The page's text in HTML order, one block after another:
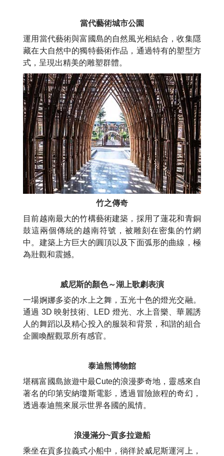
當代藝術城市公園
運用當代藝術與富國島的自然風光相結合，收集隱
藏在大自然中的獨特藝術作品，通過特有的塑型方
式，呈現出精美的雕塑群體。
竹之傳奇
目前越南最大的竹構藝術建築，採用了蓮花和青銅
鼓這兩個傳統的越南符號，被雕刻在密集的竹網
中。建築上方巨大的圓頂以及下面弧形的曲線，極
為壯觀和震撼。
威尼斯的顏色～湖上歌劇表演
一場婀娜多姿的水上之舞，五光十色的燈光交融。
通過 3D 映射技術、LED 燈光、水上音樂、華麗誘
人的舞蹈以及精心投入的服裝和背景，和諧的組合
企圖喚醒觀眾所有感官。
泰迪熊博物館
堪稱富國島旅遊中最Cute的浪漫夢奇地，靈感來自
著名的印第安納瓊斯電影，透過冒險旅程的奇幻，
透過泰迪熊來展示世界各國的風情。
浪漫滿分~貢多拉遊船
乘坐在貢多拉義式小船中，徜徉於威尼斯運河上，